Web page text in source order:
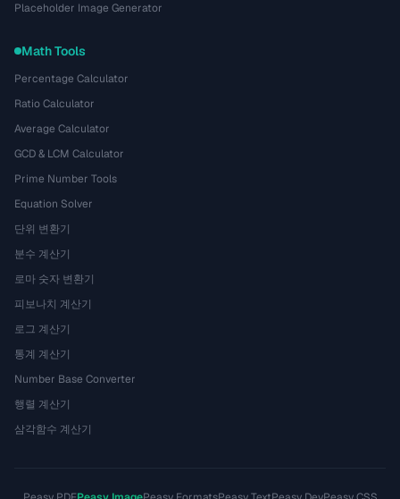
Placeholder Image Generator
Math Tools
Percentage Calculator
Ratio Calculator
Average Calculator
GCD & LCM Calculator
Prime Number Tools
Equation Solver
단위 변환기
분수 계산기
로마 숫자 변환기
피보나치 계산기
로그 계산기
통계 계산기
Number Base Converter
행렬 계산기
삼각함수 계산기